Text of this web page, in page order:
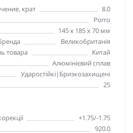
крат
8.0
Porro
145 x 185 x 70 мм
Великобританія
товара
Китай
Алюмінієвий сплав
Ударостійкі|Бризкозахищені
25
+1.75/-1.75
920.0